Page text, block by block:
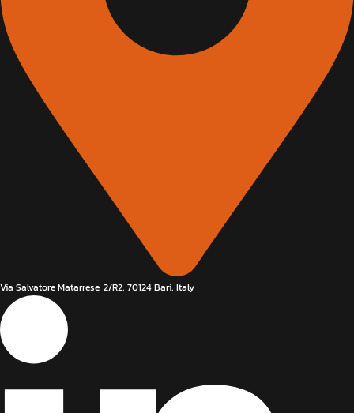
Via Salvatore Matarrese, 2/R2, 70124 Bari, Italy